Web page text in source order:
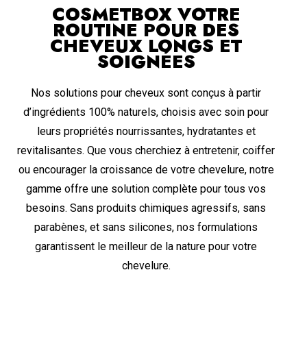
COSMETBOXVOTRE
ROUTINE POUR DES
CHEVEUX LONGS ET
SOIGNÉES
Nos solutions pour cheveux sont conçus à partir
d’ingrédients 100% naturels, choisis avec soin pour
leurs propriétés nourrissantes, hydratantes et
revitalisantes. Que vous cherchiez à entretenir, coiffer
ou encourager la croissance de votre chevelure, notre
gamme offre une solution complète pour tous vos
besoins. Sans produits chimiques agressifs, sans
parabènes, et sans silicones, nos formulations
garantissent le meilleur de la nature pour votre
chevelure.